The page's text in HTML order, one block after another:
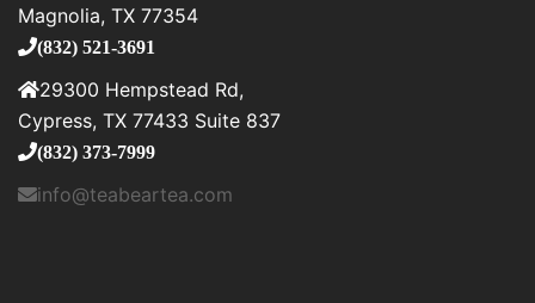
Magnolia, TX 77354
(832) 521-3691
29300 Hempstead Rd,
Cypress, TX 77433 Suite 837
(832) 373-7999
info@teabeartea.com